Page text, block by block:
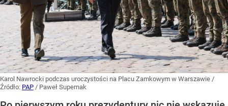
Karol Nawrocki podczas uroczystości na Placu Zamkowym w Warszawie /
Źródło: PAP / Paweł Supernak